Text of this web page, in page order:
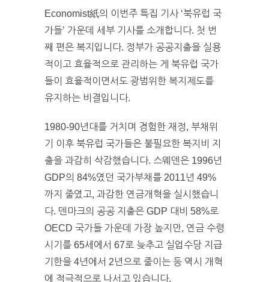
Economist紙의 이번주 특집 기사 ‘북유럽 국
가들’ 가운데 세부 기사를 소개합니다. 첫 번
째 편은 복지입니다. 정부가 공공지출을 실용
적이고 효율적으로 관리하는 게 북유럽 국가
들이 효율적이면서도 광범위한 복지제도를
유지하는 비결입니다.
1980-90년대를 거치며 경험한 재정, 부채위
기 이후 북유럽 국가들은 불필요한 복지비 지
출을 과감히 삭감했습니다. 스웨덴은 1996년
GDP의 84%였던 국가부채를 2011년 49%
까지 줄였고, 과감한 연금개혁을 실시했습니
다. 덴마크의 공공 지출은 GDP 대비 58%로
OECD 국가들 가운데 가장 높지만, 연금 수령
시기를 65세에서 67로 늦추고 실업수당 지급
기한을 4년에서 2년으로 줄이는 등 역시 개혁
에 적극적으로 나서고 있습니다.